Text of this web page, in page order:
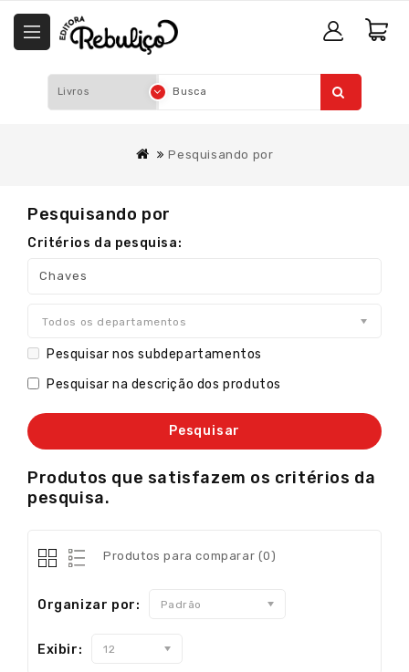
Pesquisando por
Pesquisando por
Critérios da pesquisa:
Todos os departamentos
Pesquisar nos subdepartamentos
Pesquisar na descrição dos produtos
Produtos que satisfazem os critérios da
pesquisa.
Produtos para comparar (0)
Organizar por: Padrão
Exibir: 12